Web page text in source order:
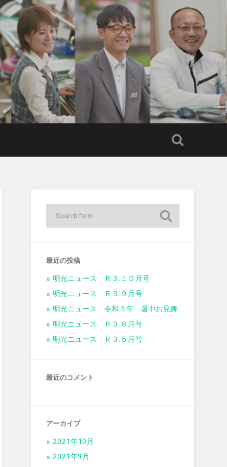
最近の投稿
明光ニュース Ｒ３.１０月号
明光ニュース Ｒ３.９月号
明光ニュース 令和３年 暑中お見舞
明光ニュース Ｒ３.６月号
明光ニュース Ｒ３.５月号
最近のコメント
アーカイブ
2021年10月
2021年9月